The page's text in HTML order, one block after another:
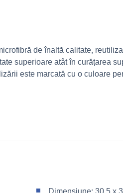
de înaltă calitate,
superioare atât în curățarea
este marcată cu o culoare
Dimensiune: 30,5 x